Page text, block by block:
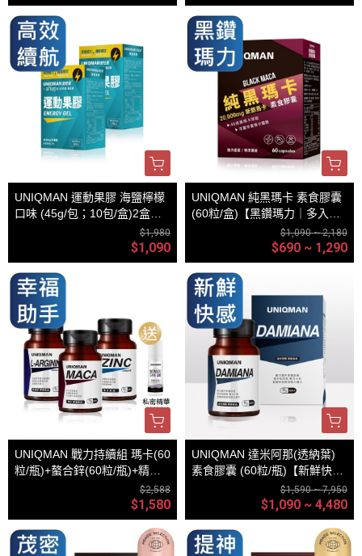
UNIQMAN 運動果膠 海鹽檸檬
口味 (45g/包；10包/盒)2盒組
$1,980
$1,090
UNIQMAN 純黑瑪卡 素食膠囊
(60粒/盒)【黑鑽瑪力｜多入更
$1,090 ~ 2,180
$690 ~ 1,290
UNIQMAN 戰力持續組 瑪卡(60
粒/瓶)+螯合鋅(60粒/瓶)+精胺
$2,588
$1,580
UNIQMAN 達米阿那(透納葉)
素食膠囊 (60粒/瓶)【新鮮快感
$1,590 ~ 7,950
$1,090 ~ 4,480